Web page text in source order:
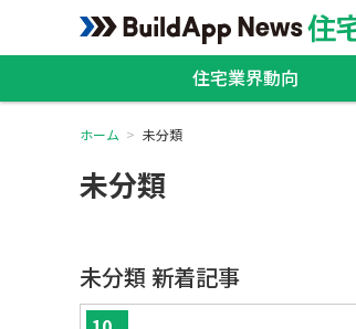
住宅業界動向
ホーム 未分類
未分類
未分類 新着記事